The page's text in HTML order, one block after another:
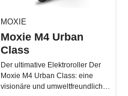
MOXIE
Moxie M4 Urban
Class
Der ultimative Elektroroller Der
Moxie M4 Urban Class: eine
visionäre und umweltfreundliche